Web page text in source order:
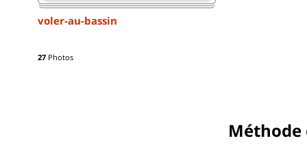
voler-au-bassin
27 Photos
Méthode